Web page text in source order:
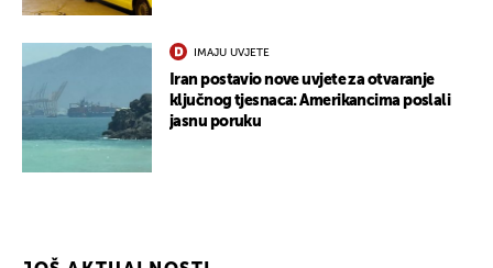
IMAJU UVJETE
Iran postavio nove uvjete za otvaranje
ključnog tjesnaca: Amerikancima poslali
jasnu poruku
UKLJUČITE NOTIFIKACIJE